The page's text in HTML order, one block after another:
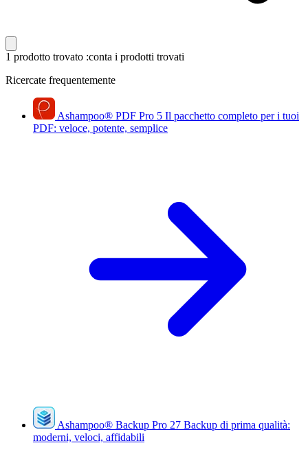
1 prodotto trovato :conta i prodotti trovati
Ricercate frequentemente
Ashampoo® PDF Pro 5 Il pacchetto completo per i tuoi
PDF: veloce, potente, semplice
Ashampoo® Backup Pro 27 Backup di prima qualità:
moderni, veloci, affidabili